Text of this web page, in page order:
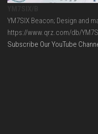
YM7SIX Beacon; Design and
https://www.qrz.com/db/
Subscribe Our YouTube